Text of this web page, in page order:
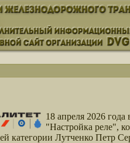
18 апреля 2026
"Настройка реле",
категории Лутченко Петр